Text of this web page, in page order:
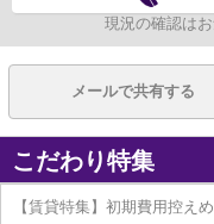
現況の確認は
メールで共有する
こだわり特集
【賃貸特集】初期費用控えめ